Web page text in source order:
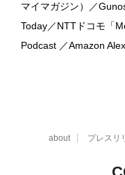
マイマガジン）／
Today／NTTドコモ「
Podcast ／Amazon
about プレスリ